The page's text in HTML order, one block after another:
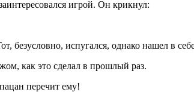
игрой. Он крикнул:
испугался, однако нашел в себе
как это сделал в прошлый раз.
перечит ему!